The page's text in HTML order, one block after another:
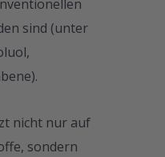
sind (unter
nicht nur auf
sondern